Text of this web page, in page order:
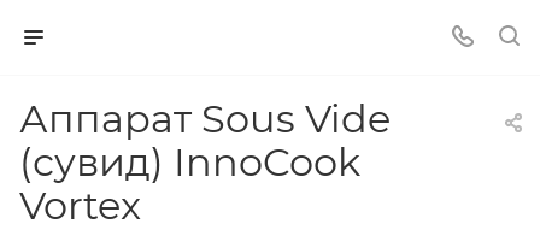
Аппарат Sous Vide
(сувид) InnoCook
Vortex